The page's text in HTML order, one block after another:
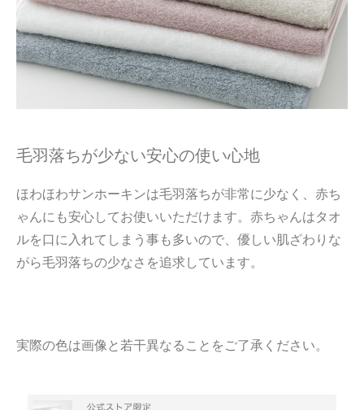
毛羽落ちが少ない安心の使い心地
ほわほわサンホーキンは毛羽落ちが非常に少なく、赤ち
ゃんにも安心してお使いいただけます。赤ちゃんはタオ
ルを口に入れてしまう事も多いので、優しい肌ざわりな
がら毛羽落ちの少なさを追求しています。
実際の色は画像と若干異なることをご了承ください。